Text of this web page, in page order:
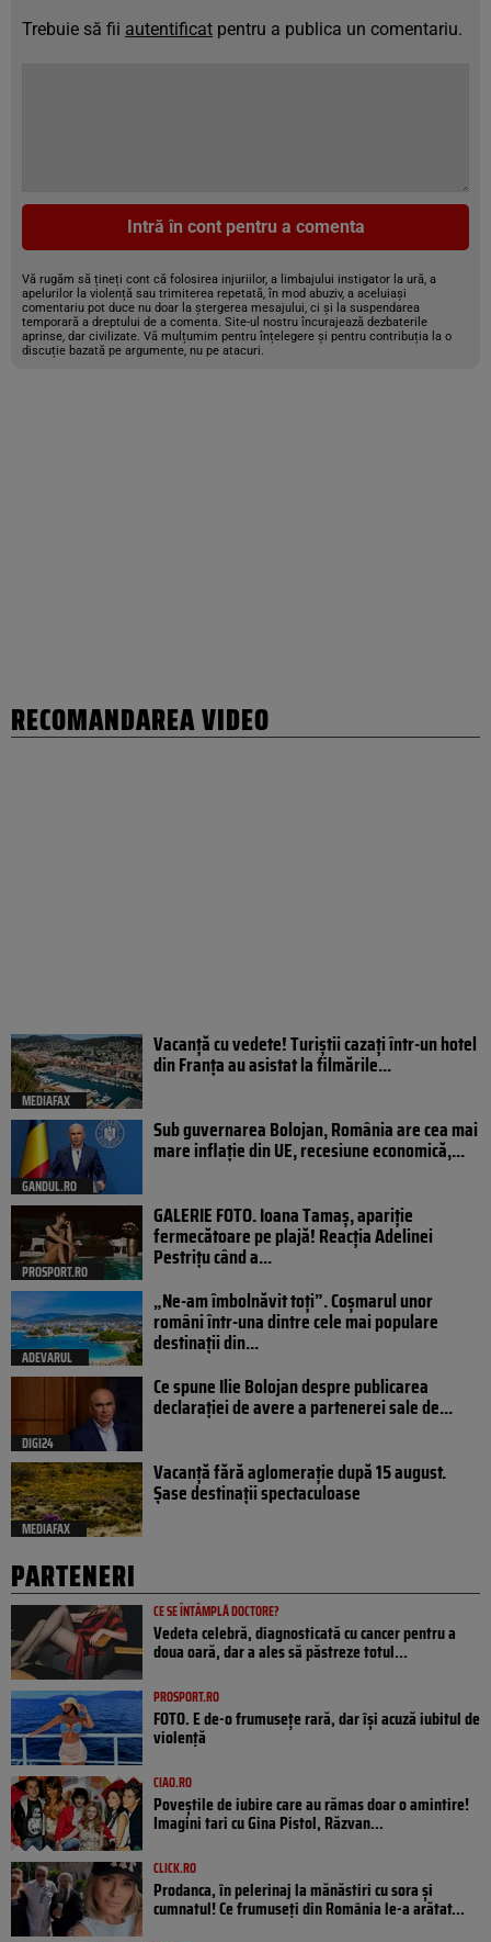
Trebuie să fii autentificat pentru a publica un comentariu.
Intră în cont pentru a comenta
Vă rugăm să țineți cont că folosirea injuriilor, a limbajului instigator la ură, a
apelurilor la violență sau trimiterea repetată, în mod abuziv, a aceluiași
comentariu pot duce nu doar la ștergerea mesajului, ci și la suspendarea
temporară a dreptului de a comenta. Site-ul nostru încurajează dezbaterile
aprinse, dar civilizate. Vă mulțumim pentru înțelegere și pentru contribuția la o
discuție bazată pe argumente, nu pe atacuri.
RECOMANDAREA VIDEO
MEDIAFAX
Vacanță cu vedete! Turiștii cazați într-un hotel
din Franța au asistat la filmările...
GANDUL.RO
Sub guvernarea Bolojan, România are cea mai
mare inflație din UE, recesiune economică,...
PROSPORT.RO
GALERIE FOTO. Ioana Tamaş, apariție
fermecătoare pe plajă! Reacția Adelinei
Pestrițu când a...
ADEVARUL
„Ne-am îmbolnăvit toți”. Coșmarul unor
români într-una dintre cele mai populare
destinații din...
DIGI24
Ce spune Ilie Bolojan despre publicarea
declarației de avere a partenerei sale de...
MEDIAFAX
Vacanță fără aglomerație după 15 august.
Șase destinații spectaculoase
PARTENERI
CE SE ÎNTÂMPLĂ DOCTORE?
Vedeta celebră, diagnosticată cu cancer pentru a
doua oară, dar a ales să păstreze totul...
PROSPORT.RO
FOTO. E de-o frumusețe rară, dar își acuză iubitul de
violență
CIAO.RO
Poveştile de iubire care au rămas doar o amintire!
Imagini tari cu Gina Pistol, Răzvan...
CLICK.RO
Prodanca, în pelerinaj la mănăstiri cu sora și
cumnatul! Ce frumuseți din România le-a arătat...